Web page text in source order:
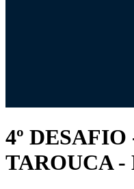
4º DESAFIO
TAROUCA -